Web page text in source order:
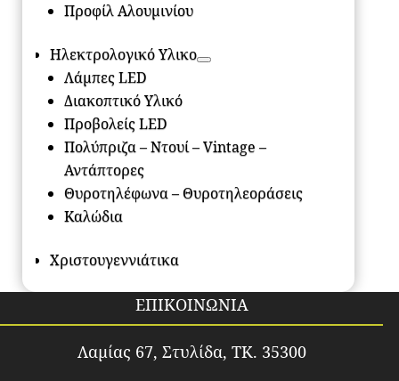
Προφίλ Αλουμινίου
Ηλεκτρολογικό Υλικο
Λάμπες LED
Διακοπτικό Υλικό
Προβολείς LED
Πολύπριζα – Ντουί – Vintage –
Αντάπτορες
Θυροτηλέφωνα – Θυροτηλεοράσεις
Καλώδια
Χριστουγεννιάτικα
ΕΠΙΚΟΙΝΩΝΙΑ
Λαμίας 67, Στυλίδα, TK. 35300